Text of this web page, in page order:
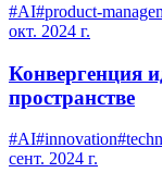
#AI#product-
окт. 2024 г.
Конвергенция
пространстве
#AI#innovation#
сент. 2024 г.